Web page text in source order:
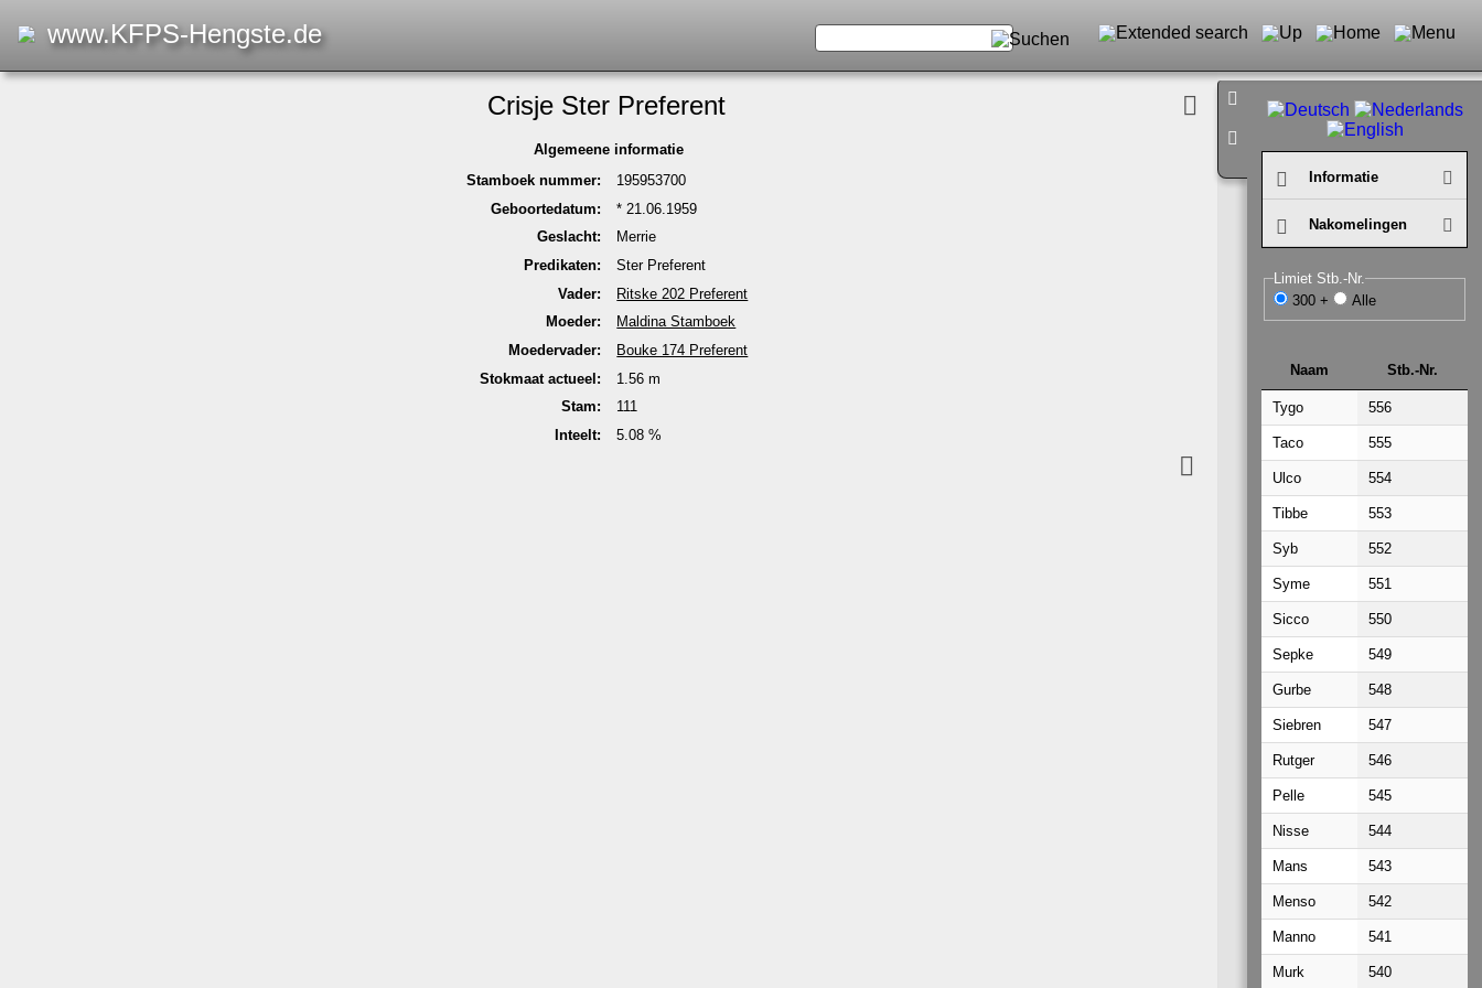
www.KFPS-Hengste.de
Crisje Ster Pre­fe­rent
Alge­meene infor­matie
Stam­boek nummer:
195953700
Geboorte­datum:
* 21.06.1959
Geslacht:
Merrie
Predi­katen:
Ster Pre­fe­rent
Vader:
Ritske 202 Pre­fe­rent
Moeder:
Maldina Stam­boek
Moeder­vader:
Bouke 174 Pre­fe­rent
Stok­maat actu­eel:
1.56 m
Stam:
111
In­teelt:
5.08 %
Infor­matie
Nako­melingen
Limiet Stb.-Nr.
300 +
Alle
Naam
Stb.-Nr.
Stb.-Nr.
Tygo 556
Taco 555
Ulco 554
Tibbe 553
Syb 552
Syme 551
Sicco 550
Sepke 549
Gurbe 548
Siebren 547
Rutger 546
Pelle 545
Nisse 544
Mans 543
Menso 542
Manno 541
Murk 540